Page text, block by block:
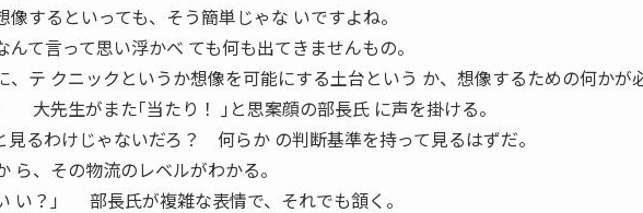
するといっても、そう簡単じゃな いですよね。
んて言って思い浮かべ ても何も出てきませんもの。
、テ クニックというか想像を可能にする土台という か、想像するための何かが
大先生がまた｢当たり！ ｣と思案顔の部長氏 に声を掛ける。
見るわけじゃないだろ？ 何らか の判断基準を持って見るはずだ。
ら、その物流のレベルがわかる。
い？」 部長氏が複雑な表情で、それでも頷く。